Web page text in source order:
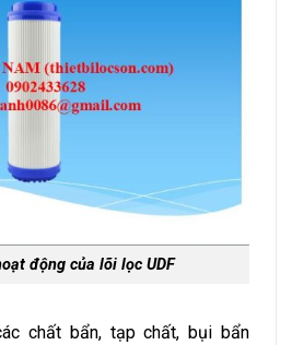
động của lõi lọc UDF
chất bẩn, tạp chất, bụi bẩn